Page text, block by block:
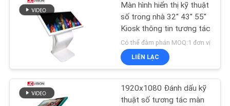
YÊU
GIÁ
Máy quét tài liệu di
động
12
Màn hình hiển thị kỹ thuật
số trong nhà 32'' 43'' 55''
Kiosk thông tin tương tác
Có thể đàm phán MOQ:1 đơn vị
LIÊN LẠC
1920x1080 Đánh dấu kỹ
thuật số tương tác màn